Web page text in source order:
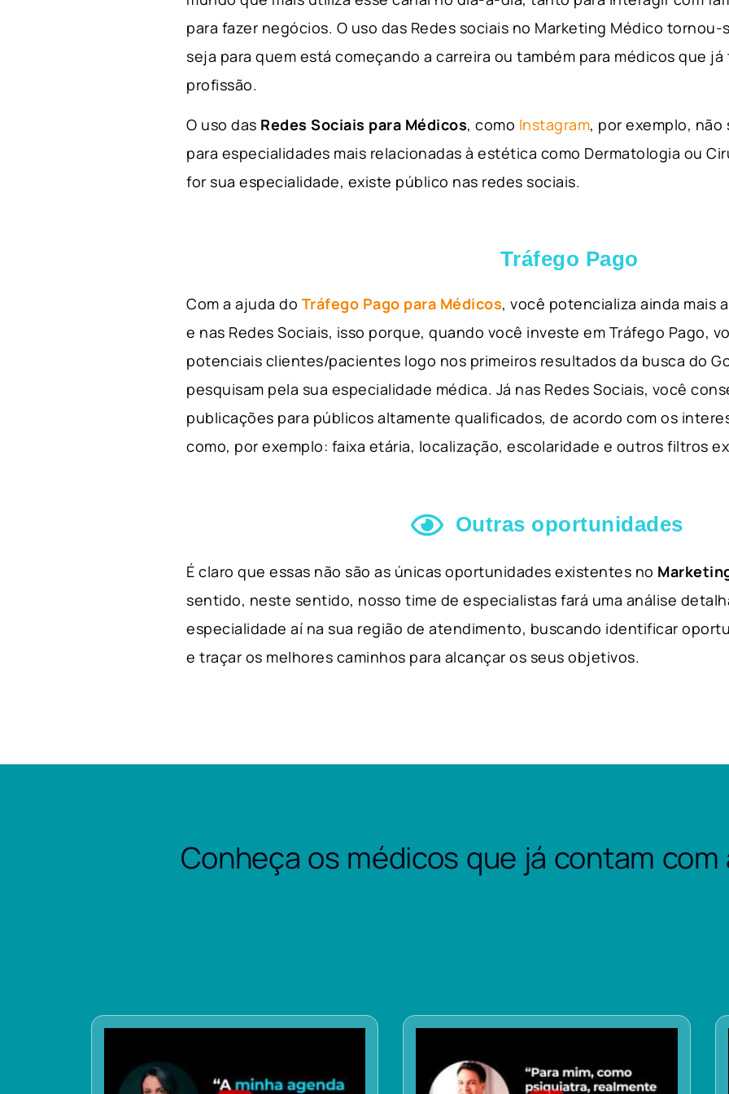
para fazer negócios. O uso das Redes sociais no Marketing Médico
seja para quem está começando a carreira ou também para médicos que
profissão.
O uso das Redes Sociais para Médicos, como Instagram, por exemplo, não
para especialidades mais relacionadas à estética como Dermatologia ou
for sua especialidade, existe público nas redes sociais.
Tráfego Pago
Com a ajuda do Tráfego Pago para Médicos, você potencializa ainda mais
e nas Redes Sociais, isso porque, quando você investe em Tráfego Pago,
potenciais clientes/pacientes logo nos primeiros resultados da busca do
pesquisam pela sua especialidade médica. Já nas Redes Sociais, você
publicações para públicos altamente qualificados, de acordo com os
como, por exemplo: faixa etária, localização, escolaridade e outros filtros
Outras oportunidades
É claro que essas não são as únicas oportunidades existentes no
sentido, neste sentido, nosso time de especialistas fará uma análise
especialidade aí na sua região de atendimento, buscando identificar
e traçar os melhores caminhos para alcançar os seus objetivos.
Conheça os médicos que já contam com